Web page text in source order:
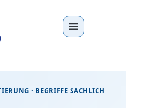
· BEGRIFFE SACHLICH